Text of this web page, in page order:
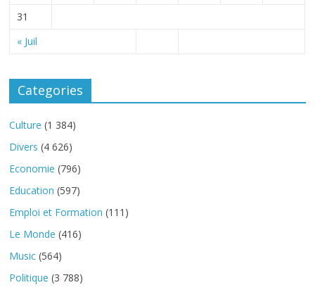
« Juil
31
Categories
Culture (1 384)
Divers (4 626)
Economie (796)
Education (597)
Emploi et Formation (111)
Le Monde (416)
Music (564)
Politique (3 788)